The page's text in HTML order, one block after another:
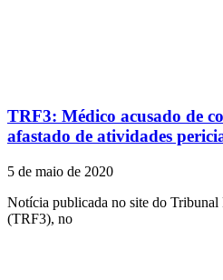
TRF3: Médico acusado de
afastado de atividades
5 de maio de 2020
Notícia publicada no site do Tribunal
(TRF3), no